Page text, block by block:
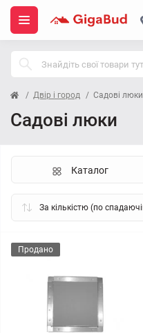
Двір і город Садові люки
Садові люки
Каталог
Продано